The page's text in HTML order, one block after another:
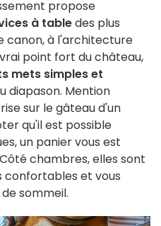
propose
à tabledes plus
canon, à l'architecture
point fort du château,
mets simples et
diapason. Mention
sur le gâteau d'un
qu'il est possible
un panier vous est
chambres, elles sont
confortables et vous
sommeil.